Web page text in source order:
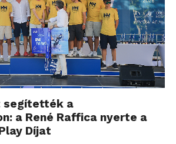
segítették a
a René Raffica nyerte a
Díjat